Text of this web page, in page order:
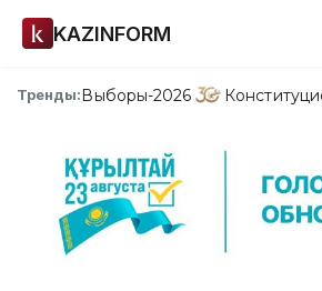
KAZINFORM
Тренды:Выборы-2026